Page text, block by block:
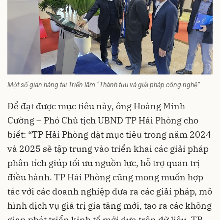
Một số gian hàng tại Triển lãm “Thành tựu và giải pháp công nghệ”
Để đạt được mục tiêu này, ông Hoàng Minh
Cường – Phó Chủ tịch UBND TP Hải Phòng cho
biết: “TP Hải Phòng đặt mục tiêu trong năm 2024
và 2025 sẽ tập trung vào triển khai các giải pháp
phân tích giúp tối ưu nguồn lực, hỗ trợ quản trị
điều hành. TP Hải Phòng cũng mong muốn hợp
tác với các doanh nghiệp đưa ra các giải pháp, mô
hình dịch vụ giá trị gia tăng mới, tạo ra các không